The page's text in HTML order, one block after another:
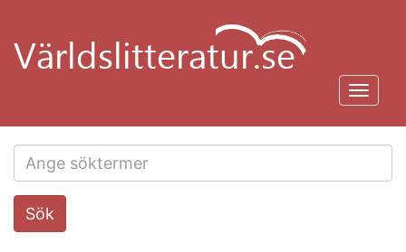
huvudinnehåll
Search
this
Sök